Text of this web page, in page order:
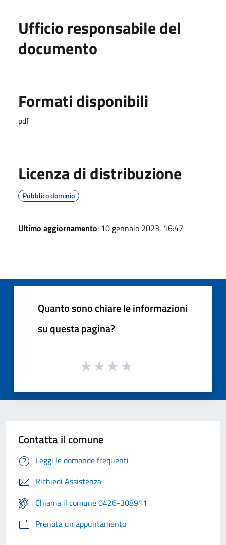
Ufficio responsabile del
documento
Formati disponibili
pdf
Licenza di distribuzione
Pubblico dominio
Ultimo aggiornamento: 10 gennaio 2023, 16:47
Quanto sono chiare le informazioni
su questa pagina?
Contatta il comune
Leggi le domande frequenti
Richiedi Assistenza
Chiama il comune 0426-308911
Prenota un appuntamento